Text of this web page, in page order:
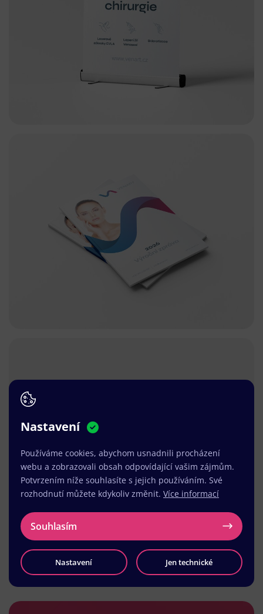
Načíst další
Nastavení
Používáme cookies, abychom usnadnili procházení
webu a zobrazovali obsah odpovídající vašim zájmům.
Potvrzením níže souhlasíte s jejich používáním. Své
rozhodnutí můžete kdykoliv změnit. Více informací
Souhlasím
Nastavení Jen technické